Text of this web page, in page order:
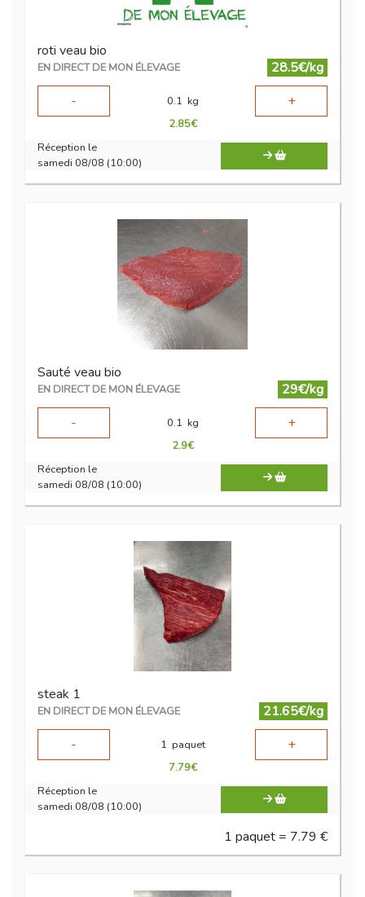
roti veau bio
EN DIRECT DE MON ÉLEVAGE
28.5€/kg
-
0.1 kg +
2.85€
Réception le
samedi 08/08 (10:00)
Sauté veau bio
EN DIRECT DE MON ÉLEVAGE
29€/kg
-
0.1 kg +
2.9€
Réception le
samedi 08/08 (10:00)
steak 1
EN DIRECT DE MON ÉLEVAGE
21.65€/kg
-
1 paquet +
7.79€
Réception le
samedi 08/08 (10:00)
1 paquet = 7.79 €